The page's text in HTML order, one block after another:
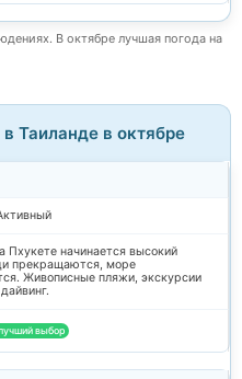
В октябре лучшая погода на
Таиланде в октябре
Пхукете начинается высокий
прекращаются, море
Живописные пляжи, экскурсии
лучший выбор